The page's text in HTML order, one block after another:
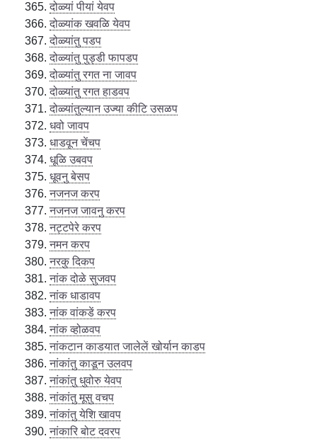
दोळ्यां पीयां येवप
दोळ्यांक खवळि येवप
दोळ्यांतु पडप
दोळ्यांतु पुड्डी फापडप
दोळ्यांतु रगत ना जावप
दोळ्यांतु रगत हाडवप
दोळ्यांतुल्यान उज्या कीटि उसळप
धवो जावप
धाडवून चेंचप
धूळि उबवप
धूवनु बेसप
नजनज करप
नजनज जावनु करप
नट्टपेरे करप
नमन करप
नरकु दिकप
नांक दोळे सुजवप
नांक धाडावप
नांक वांकडें करप
नांक व्होळवप
नांकटान काडयात जालेलें खोर्यान काडप
नांकांतु काडून उलवप
नांकांतु धुवोरु येवप
नांकांतु मूसु वचप
नांकांतु येशि खावप
नांकारि बोट दवरप